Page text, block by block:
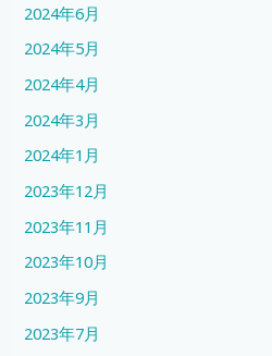
2024年6月
2024年5月
2024年4月
2024年3月
2024年1月
2023年12月
2023年11月
2023年10月
2023年9月
2023年7月